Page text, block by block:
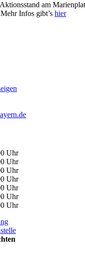
am
Infos gibt’s hier
Uhr
Uhr
Uhr
Uhr
Uhr
Uhr
Uhr